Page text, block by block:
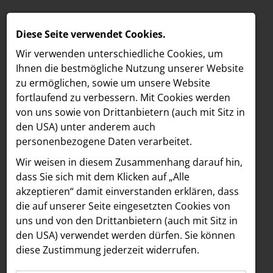
MELDUNGEN
LOEBELL NORDBERG
INNER
aehre
Astoria Artshow
B/S/H Hausgeräte
Meldungen / The Hoxton
Text Bilder
02.09.2024
Neues Musik-
Konzept:
Diese Seite verwendet Cookies.
Wir verwenden unterschiedliche Cookies, um
Ihnen die best­mögliche Nutzung unserer Website
zu ermöglichen, sowie um unsere Website
fortlaufend zu verbessern. Mit Cookies werden
von uns sowie von Drittanbietern (auch mit Sitz in
den USA) unter anderem auch
personenbezogene Daten verarbeitet.
Wir weisen in diesem Zusammenhang darauf hin,
dass Sie sich mit dem Klicken auf „Alle
akzeptieren“ damit ein­ver­standen erklären, dass
die auf unserer Seite eingesetzten Cookies von
uns und von den Drittanbietern (auch mit Sitz in
den USA) verwendet werden dürfen. Sie können
diese Zustimmung jederzeit widerrufen.